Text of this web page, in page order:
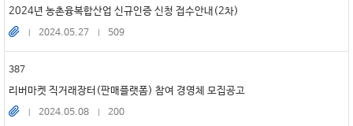
2024년 농촌융복합산업 신규인증 신청 접수안내(2차)
2024.05.27
509
387
리버마켓 직거래장터(판매플랫폼) 참여 경영체 모집공고
2024.05.08
200